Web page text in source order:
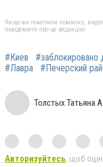
Якщо ви помітили помилку,
повідомити про це редакцію
#Киев #заблокировано
#Лавра
#Печерский
Толстых Татьяна
Авторизуйтесь, щоб